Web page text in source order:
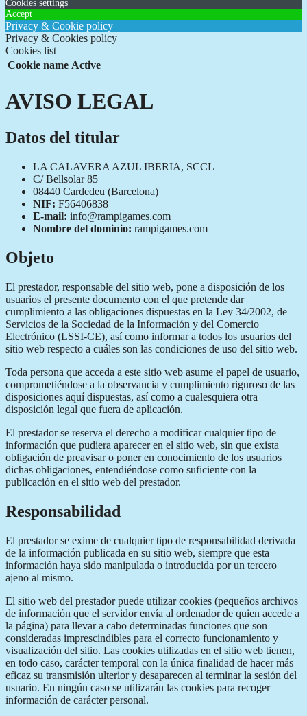
Cookies settings
Accept
Privacy & Cookie policy
Privacy & Cookies policy
Cookies list
Cookie name Active
AVISO LEGAL
Datos del titular
LA CALAVERA AZUL IBERIA, SCCL
C/ Bellsolar 85
08440 Cardedeu (Barcelona)
NIF: F56406838
E-mail: info@rampigames.com
Nombre del dominio: rampigames.com
Objeto
El prestador, responsable del sitio web, pone a disposición de los
usuarios el presente documento con el que pretende dar
cumplimiento a las obligaciones dispuestas en la Ley 34/2002, de
Servicios de la Sociedad de la Información y del Comercio
Electrónico (LSSI-CE), así como informar a todos los usuarios del
sitio web respecto a cuáles son las condiciones de uso del sitio web.
Toda persona que acceda a este sitio web asume el papel de usuario,
comprometiéndose a la observancia y cumplimiento riguroso de las
disposiciones aquí dispuestas, así como a cualesquiera otra
disposición legal que fuera de aplicación.
El prestador se reserva el derecho a modificar cualquier tipo de
información que pudiera aparecer en el sitio web, sin que exista
obligación de preavisar o poner en conocimiento de los usuarios
dichas obligaciones, entendiéndose como suficiente con la
publicación en el sitio web del prestador.
Responsabilidad
El prestador se exime de cualquier tipo de responsabilidad derivada
de la información publicada en su sitio web, siempre que esta
información haya sido manipulada o introducida por un tercero
ajeno al mismo.
El sitio web del prestador puede utilizar cookies (pequeños archivos
de información que el servidor envía al ordenador de quien accede a
la página) para llevar a cabo determinadas funciones que son
consideradas imprescindibles para el correcto funcionamiento y
visualización del sitio. Las cookies utilizadas en el sitio web tienen,
en todo caso, carácter temporal con la única finalidad de hacer más
eficaz su transmisión ulterior y desaparecen al terminar la sesión del
usuario. En ningún caso se utilizarán las cookies para recoger
información de carácter personal.